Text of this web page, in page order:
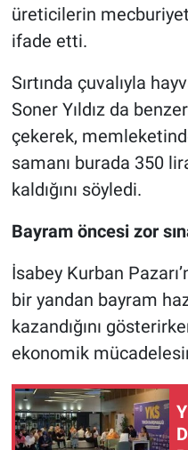
üreticilerin
ifade etti.
Sırtında çuvalıyla
Soner Yıldız da
çekerek,
samanı burada 350
kaldığını söyledi.
Bayram öncesi zor
İsabey Kurban
bir yandan bayram
kazandığını
ekonomik